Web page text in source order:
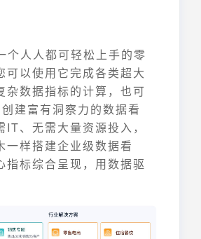
个人人都可轻松上手的零
可以使用它完成各类超大
杂数据指标的计算，也可
建富有洞察力的数据看
IT、无需大量资源投入，
一样搭建企业级数据看
指标综合呈现，用数据驱